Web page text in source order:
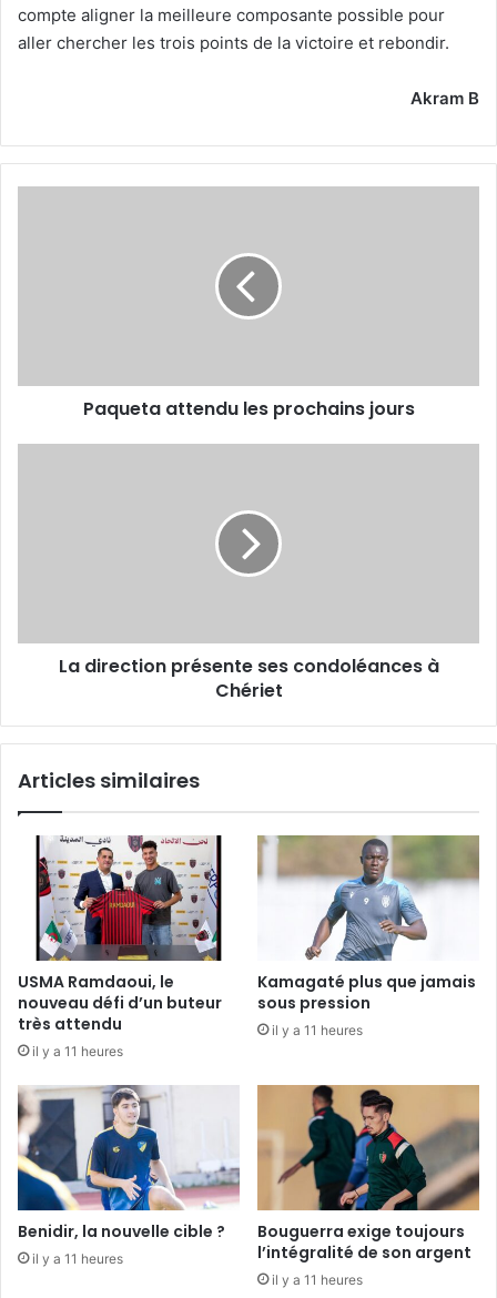
compte aligner la meilleure composante possible pour
aller chercher les trois points de la victoire et rebondir.
Akram B
Paqueta attendu les prochains jours
La direction présente ses condoléances à
Chériet
Articles similaires
USMA Ramdaoui, le
nouveau défi d’un buteur
très attendu
il y a 11 heures
Kamagaté plus que jamais
sous pression
il y a 11 heures
Benidir, la nouvelle cible ?
il y a 11 heures
Bouguerra exige toujours
l’intégralité de son argent
il y a 11 heures